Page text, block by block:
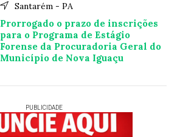
Santarém - PA
Prorrogado o prazo de inscrições
para o Programa de Estágio
Forense da Procuradoria Geral do
Município de Nova Iguaçu
PUBLICIDADE